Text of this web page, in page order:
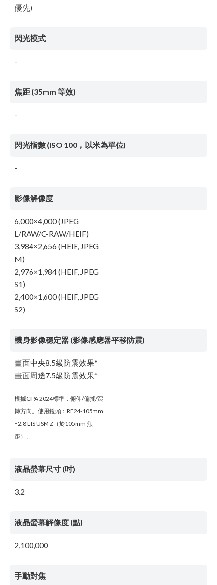
優先)
閃光模式
-
焦距 (35mm 等效)
-
閃光指數 (ISO 100，以米為單位)
-
影像解像度
6,000×4,000 (JPEG
L/RAW/C-RAW/HEIF)
3,984×2,656 (HEIF, JPEG
M)
2,976×1,984 (HEIF, JPEG
S1)
2,400×1,600 (HEIF, JPEG
S2)
機身影像穩定器 (影像感應器平移防震)
畫面中央8.5級防震效果*
畫面周邊7.5級防震效果*
根據CIPA 2024標準，俯仰/偏擺/滾
轉方向。使用鏡頭：RF24-105mm
F2.8 L IS USM Z（於105mm 焦
距）。
液晶螢幕尺寸 (吋)
3.2
液晶螢幕解像度 (點)
2,100,000
手動對焦